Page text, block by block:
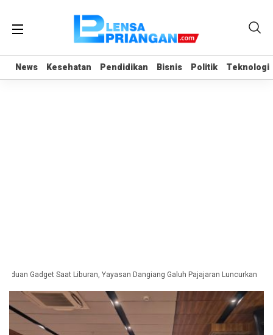
News Kesehatan Pendidikan Bisnis Politik Teknologi
News Kesehatan Pendidikan Bisnis Politik Teknologi
Gadget Saat Liburan, Yayasan Dangiang Galuh Pajajaran Luncurkan